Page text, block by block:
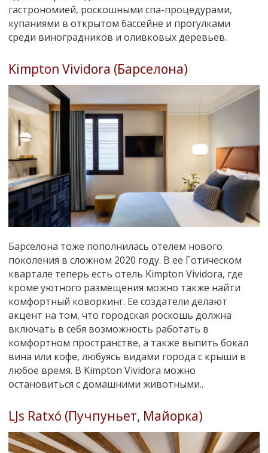
гастрономией, роскошными спа-процедурами,
купаниями в открытом бассейне и прогулками
среди виноградников и оливковых деревьев.
Kimpton Vividora (Барселона)
Барселона тоже пополнилась отелем нового
поколения в сложном 2020 году. В ее Готическом
квартале теперь есть отель Kimpton Vividora, где
кроме уютного размещения можно также найти
комфортный коворкинг. Ее создатели делают
акцент на том, что городская роскошь должна
включать в себя возможность работать в
комфортном пространстве, а также выпить бокал
вина или кофе, любуясь видами города с крыши в
любое время. В Kimpton Vividora можно
остановиться с домашними животными..
LJs Ratxó (Пучпуньет, Майорка)